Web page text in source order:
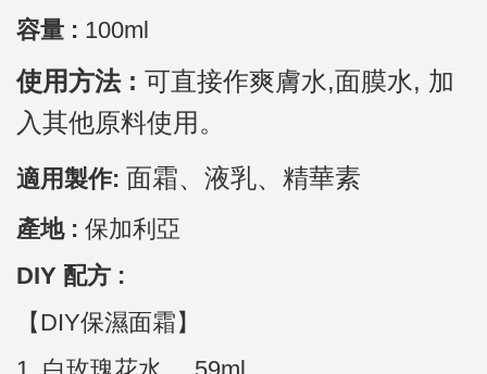
容量 : 100ml
使用方法 : 可直接作爽膚水,面膜水, 加
入其他原料使用。
適用製作: 面霜、液乳、精華素
產地 : 保加利亞
DIY 配方 :
【DIY保濕面霜】